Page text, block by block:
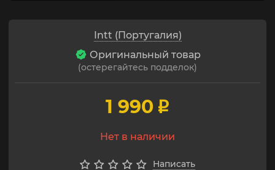
Intt (Португалия)
Оригинальный товар
(остерегайтесь подделок)
1 990 p
Нет в наличии
Написать